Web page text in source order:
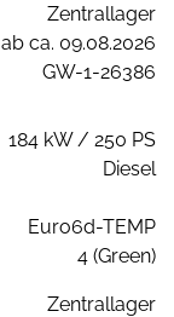
Zentrallager
ab ca. 09.08.2026
GW-1-26386
184 kW / 250 PS
Diesel
Euro6d-TEMP
4 (Green)
Zentrallager